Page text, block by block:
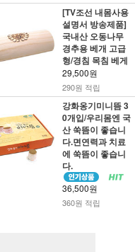
[TV조선 내몸사용
설명서 방송제품]
국내산 오동나무
경추용 베개 고급
형/경침 목침 베게
29,500원
290원 적립
강화옹기미니뜸 3
0개입/우리몸엔 국
산 쑥뜸이 좋습니
다.면연력과 치료
에 쑥뜸이 좋습니
다.
36,500원
360원 적립